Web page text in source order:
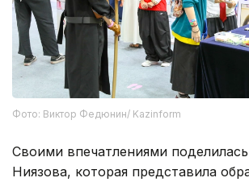
Фото: Виктор Федюнин/ Kazinform
Своими впечатлениями
Ниязова, которая представила